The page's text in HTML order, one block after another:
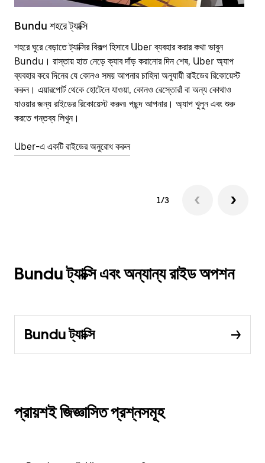
Bundu শহরে ট্যাক্সি
শহরে ঘুরে বেড়াতে ট্যাক্সির বিকল্প হিসাবে Uber ব্যবহার করার কথা ভাবুন
Bundu। রাস্তায় হাত নেড়ে ক্যাব দাঁড় করানোর দিন শেষ, Uber অ্যাপ
ব্যবহার করে দিনের যে কোনও সময় আপনার চাহিদা অনুযায়ী রাইডের রিকোয়েস্ট
করুন। এয়ারপোর্ট থেকে হোটেলে যাওয়া, কোনও রেস্তোরাঁ বা অন্য কোথাও
যাওয়ার জন্য রাইডের রিকোয়েস্ট করুন৷ পছন্দ আপনার। অ্যাপ খুলুন এবং শুরু
করতে গন্তব্য লিখুন।
Uber-এ একটি রাইডের অনুরোধ করুন
1/3
Bundu ট্যাক্সি এবং অন্যান্য রাইড অপশন
Bundu ট্যাক্সি
প্রায়শই জিজ্ঞাসিত প্রশ্নসমূহ